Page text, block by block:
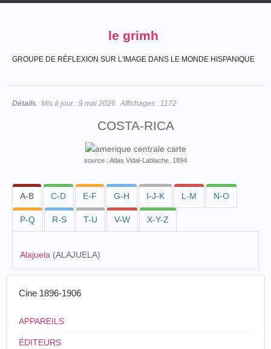
le grimh
GROUPE DE RÉFLEXION SUR L'IMAGE DANS LE MONDE HISPANIQUE
Détails Mis à jour : 9 mai 2026 Affichages : 1172
COSTA-RICA
source : Atlas Vidal-Lablache. 1894
A-B C-D E-F G-H I-J-K L-M N-O
P-Q R-S T-U V-W X-Y-Z
Alajuela (ALAJUELA)
Cine 1896-1906
APPAREILS
ÉDITEURS